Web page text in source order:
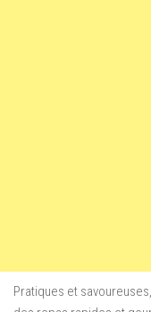
Pratiques et